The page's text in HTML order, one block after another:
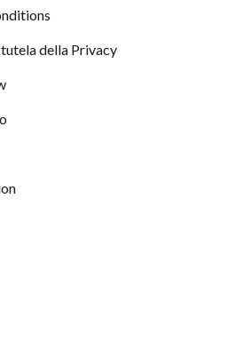
della Privacy